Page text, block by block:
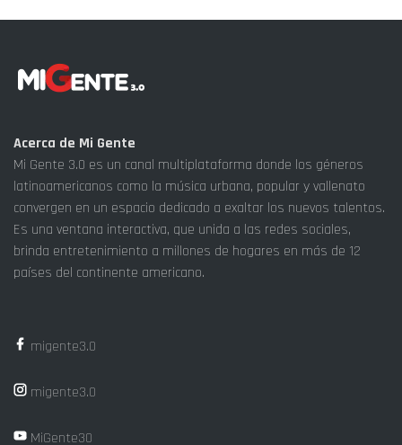
Acerca de Mi Gente
Mi Gente 3.0 es un canal multiplataforma donde los géneros
latinoamericanos como la música urbana, popular y vallenato
convergen en un espacio dedicado a exaltar los nuevos talentos.
Es una ventana interactiva, que unida a las redes sociales,
brinda entretenimiento a millones de hogares en más de 12
países del continente americano.
migente3.0
migente3.0
MiGente30